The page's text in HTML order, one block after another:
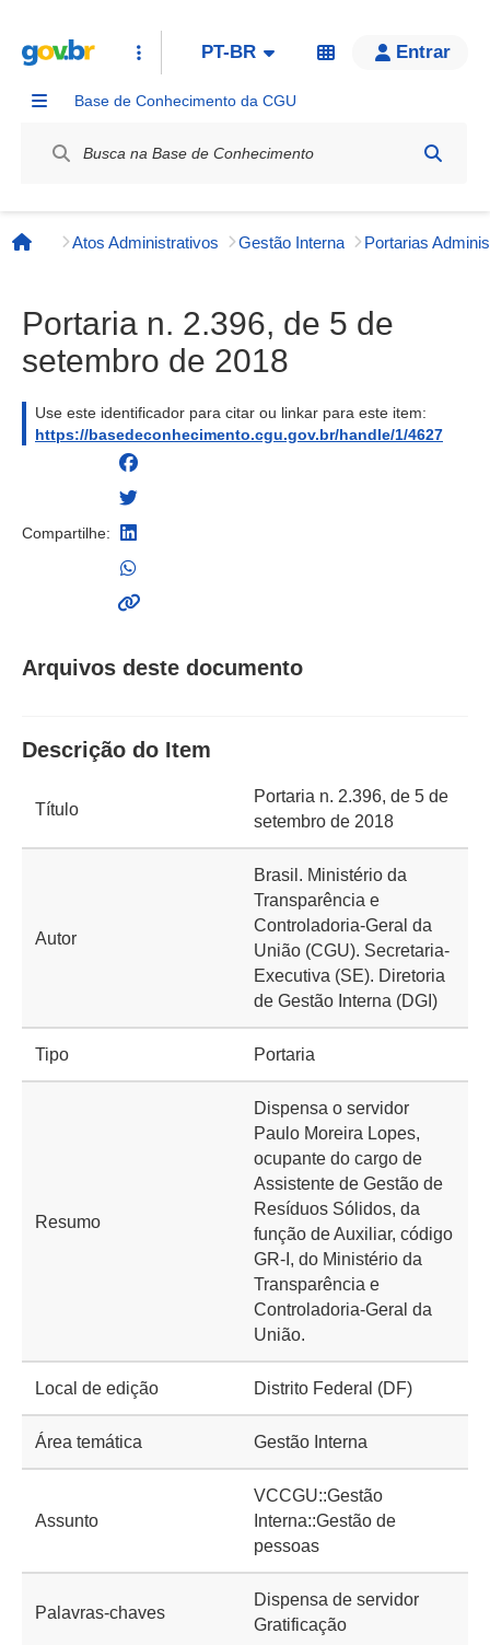
PT-BR Entrar
Base de Conhecimento da CGU
Página inicial
Atos Administrativos Gestão Interna
Portaria n. 2.396, de 5 de
setembro de 2018
Use este identificador para citar ou linkar para este item:
https://basedeconhecimento.cgu.gov.br/handle/1/4627
Compartilhe:
Arquivos deste documento
Descrição do Item
Título
Portaria n. 2.396, de 5 de
setembro de 2018
Autor
Brasil. Ministério da
Transparência e
Controladoria-Geral da
União (CGU). Secretaria-
Executiva (SE). Diretoria
de Gestão Interna (DGI)
Tipo Portaria
Resumo
Dispensa o servidor
Paulo Moreira Lopes,
ocupante do cargo de
Assistente de Gestão de
Resíduos Sólidos, da
função de Auxiliar, código
GR-I, do Ministério da
Transparência e
Controladoria-Geral da
União.
Local de edição Distrito Federal (DF)
Área temática Gestão Interna
Assunto
VCCGU::Gestão
Interna::Gestão de
pessoas
Palavras-chaves
Dispensa de servidor
Gratificação